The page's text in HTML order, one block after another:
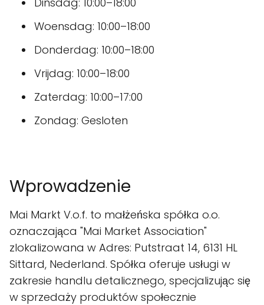
Woensdag: 10:00–18:00
Donderdag: 10:00–18:00
Vrijdag: 10:00–18:00
Zaterdag: 10:00–17:00
Zondag: Gesloten
Wprowadzenie
Mai Markt V.o.f. to małżeńska spółka o.o.
oznaczająca "Mai Market Association"
zlokalizowana w Adres: Putstraat 14, 6131 HL
Sittard, Nederland. Spółka oferuje usługi w
zakresie handlu detalicznego, specjalizując się
w sprzedaży produktów społecznie